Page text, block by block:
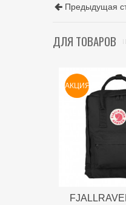
Предыдущая
ДЛЯ ТОВАРОВ
АКЦИЯ